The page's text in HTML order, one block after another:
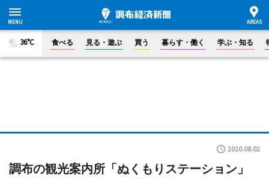
36°C 食べる 見る・遊ぶ 買う 暮らす・働く 学ぶ・知る
2010.08.02
調布の観光案内所「ぬくもりステーション」